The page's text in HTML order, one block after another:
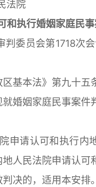
法院
和执行婚姻家庭民
委员会第1718次
本法》第九十五
婚姻家庭民事案件
申请认可和执行内
人民法院申请认可
决的，适用本安排